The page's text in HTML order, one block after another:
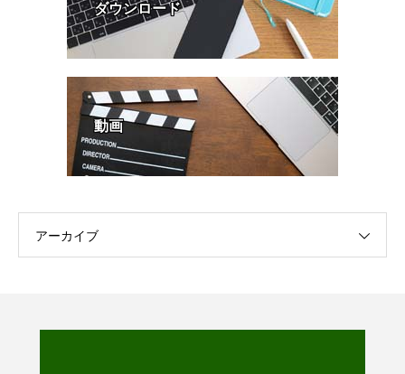
ダウンロード
動画
アーカイブ